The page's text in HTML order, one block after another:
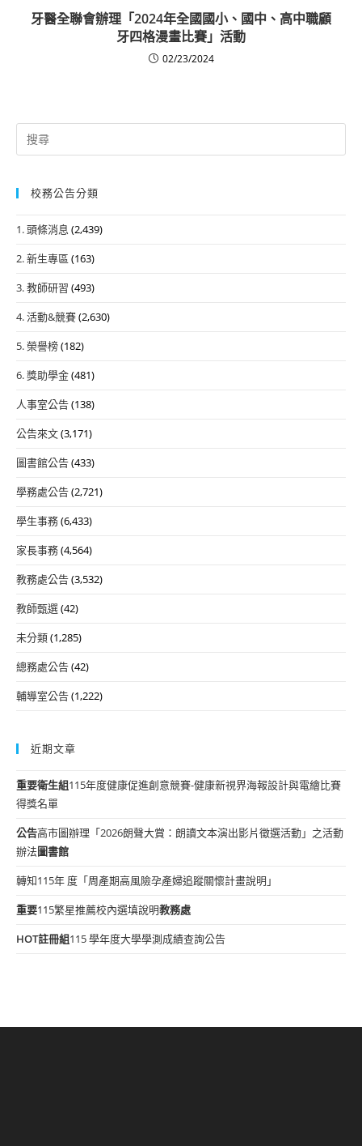
牙醫全聯會辦理「2024年全國國小、國中、高中職顧
牙四格漫畫比賽」活動
02/23/2024
Search
for:
校務公告分類
1. 頭條消息 (2,439)
2. 新生專區 (163)
3. 教師研習 (493)
4. 活動&競賽(2,630)
5. 榮譽榜(182)
6. 獎助學金(481)
人事室公告(138)
公告來文(3,171)
圖書館公告(433)
學務處公告(2,721)
學生事務(6,433)
家長事務(4,564)
教務處公告(3,532)
教師甄選(42)
未分類(1,285)
總務處公告(42)
輔導室公告(1,222)
近期文章
重要衛生組115年度健康促進創意競賽-健康新視界海報設計與電繪比賽
得獎名單
公告高市圖辦理「2026朗聲大賞：朗讀文本演出影片徵選活動」之活動
辦法圖書館
轉知115年 度「周產期高風險孕產婦追蹤關懷計畫說明」
重要115繁星推薦校內選填說明教務處
HOT註冊組115 學年度大學學測成績查詢公告